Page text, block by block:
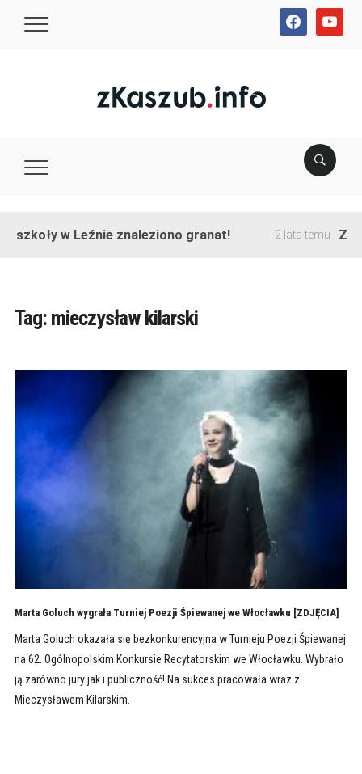
facebookyoutube
szkoły w Leźnie znaleziono granat! 2 lata temu
Tag: mieczysław kilarski
Marta Goluch wygrała Turniej Poezji Śpiewanej we Włocławku [ZDJĘCIA]
Marta Goluch okazała się bezkonkurencyjna w Turnieju Poezji Śpiewanej
na 62. Ogólnopolskim Konkursie Recytatorskim we Włocławku. Wybrało
ją zarówno jury jak i publiczność! Na sukces pracowała wraz z
Mieczysławem Kilarskim.